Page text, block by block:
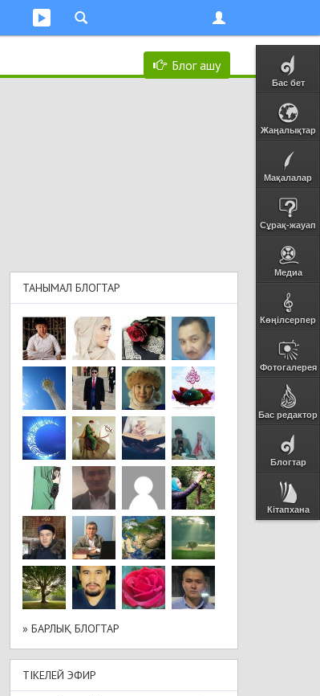
Бас бет
Жаңалықтар
Мақалалар
Сұрақ-жауап
Медиа
Көңілсерпер
Фотогалерея
Бас редактор
Блогтар
Кітапхана
Блог ашу
ТАНЫМАЛ БЛОГТАР
» БАРЛЫҚ БЛОГТАР
ТІКЕЛЕЙ ЭФИР